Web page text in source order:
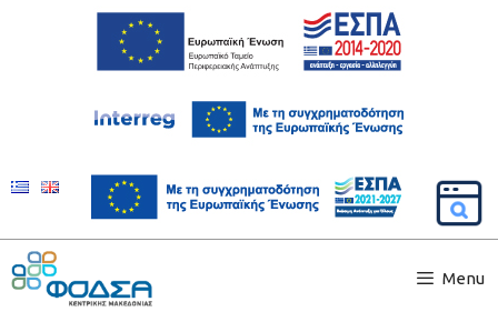
Menu